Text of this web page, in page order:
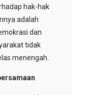
hak-hak
adalah
dan
tidak
menengah.